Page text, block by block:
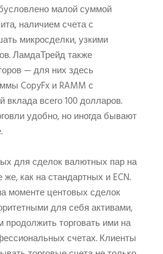
малой суммой
наличием счета с
микросделки, узкими
ЛамдаТрейд также
— для них здесь
CopyFx и RAMM с
всего 100 долларов.
удобно, но иногда бывают
для сделок валютных пар на
же, как на стандартных и ECN.
моменте центовых сделок
для себя активами,
торговать ими на
счетах. Клиенты